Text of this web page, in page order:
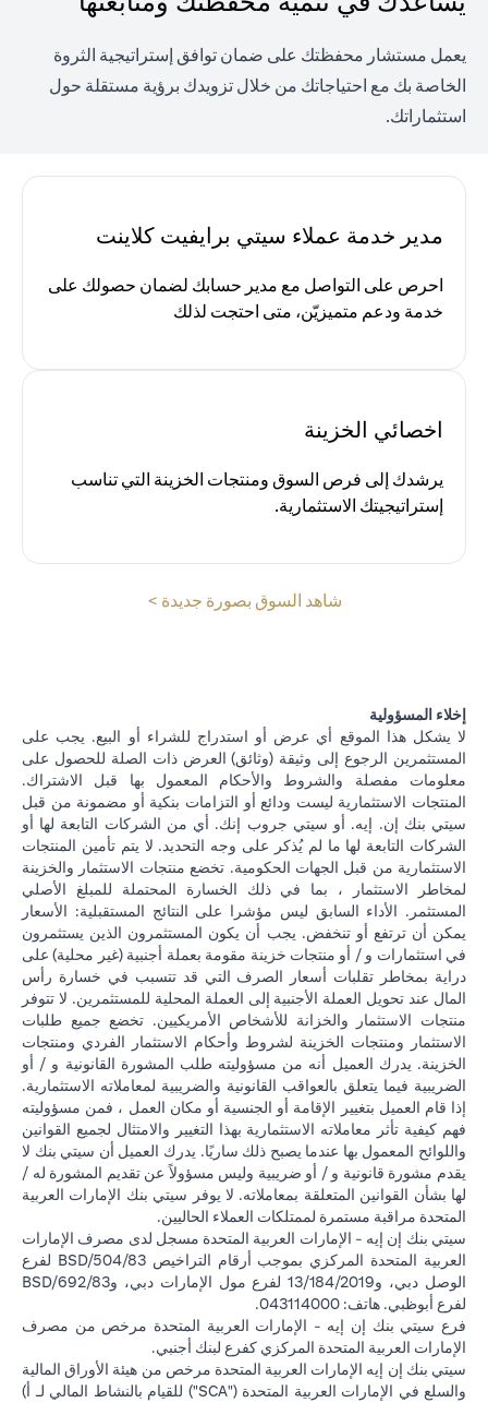
يعمل مستشار محفظتك على ضمان توافق إستراتيجية الثروة
الخاصة بك مع احتياجاتك من خلال تزويدك برؤية مستقلة حول
استثماراتك.
مدير خدمة عملاء سيتي برايفيت كلاينت
احرص على التواصل مع مدير حسابك لضمان حصولك على
خدمة ودعم متميزيّن، متى احتجت لذلك
اخصائي الخزينة
يرشدك إلى فرص السوق ومنتجات الخزينة التي تناسب
إستراتيجيتك الاستثمارية.
شاهد السوق بصورة جديدة >
إخلاء المسؤولية
لا يشكل هذا الموقع أي عرض أو استدراج للشراء أو البيع. يجب على
المستثمرين الرجوع إلى وثيقة (وثائق) العرض ذات الصلة للحصول على
معلومات مفصلة والشروط والأحكام المعمول بها قبل الاشتراك.
المنتجات الاستثمارية ليست ودائع أو التزامات بنكية أو مضمونة من قبل
سيتي بنك إن. إيه. أو سيتي جروب إنك. أي من الشركات التابعة لها أو
الشركات التابعة لها ما لم يُذكر على وجه التحديد. لا يتم تأمين المنتجات
الاستثمارية من قبل الجهات الحكومية. تخضع منتجات الاستثمار والخزينة
لمخاطر الاستثمار ، بما في ذلك الخسارة المحتملة للمبلغ الأصلي
المستثمر. الأداء السابق ليس مؤشرا على النتائج المستقبلية: الأسعار
يمكن أن ترتفع أو تنخفض. يجب أن يكون المستثمرون الذين يستثمرون
في استثمارات و / أو منتجات خزينة مقومة بعملة أجنبية (غير محلية) على
دراية بمخاطر تقلبات أسعار الصرف التي قد تتسبب في خسارة رأس
المال عند تحويل العملة الأجنبية إلى العملة المحلية للمستثمرين. لا تتوفر
منتجات الاستثمار والخزانة للأشخاص الأمريكيين. تخضع جميع طلبات
الاستثمار ومنتجات الخزينة لشروط وأحكام الاستثمار الفردي ومنتجات
الخزينة. يدرك العميل أنه من مسؤوليته طلب المشورة القانونية و / أو
الضريبية فيما يتعلق بالعواقب القانونية والضريبية لمعاملاته الاستثمارية.
إذا قام العميل بتغيير الإقامة أو الجنسية أو مكان العمل ، فمن مسؤوليته
فهم كيفية تأثر معاملاته الاستثمارية بهذا التغيير والامتثال لجميع القوانين
واللوائح المعمول بها عندما يصبح ذلك ساريًا. يدرك العميل أن سيتي بنك لا
يقدم مشورة قانونية و / أو ضريبية وليس مسؤولاً عن تقديم المشورة له /
لها بشأن القوانين المتعلقة بمعاملاته. لا يوفر سيتي بنك الإمارات العربية
المتحدة مراقبة مستمرة لممتلكات العملاء الحاليين.
سيتي بنك إن إيه - الإمارات العربية المتحدة مسجل لدى مصرف الإمارات
العربية المتحدة المركزي بموجب أرقام التراخيص BSD/504/83 لفرع
الوصل دبي، و13/184/2019 لفرع مول الإمارات دبي، وBSD/692/83
لفرع أبوظبي. هاتف: 043114000.
فرع سيتي بنك إن إيه - الإمارات العربية المتحدة مرخص من مصرف
الإمارات العربية المتحدة المركزي كفرع لبنك أجنبي.
سيتي بنك إن إيه الإمارات العربية المتحدة مرخص من هيئة الأوراق المالية
والسلع في الإمارات العربية المتحدة ("SCA") للقيام بالنشاط المالي لـ أ)